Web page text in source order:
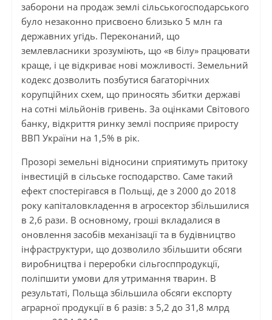
заборони на продаж землі сільськогосподарського
було незаконно присвоєно близько 5 млн га
державних угідь. Переконаний, що
землевласники зрозуміють, що «в білу» працювати
краще, і це відкриває нові можливості. Земельний
кодекс дозволить позбутися багаторічних
корупційних схем, що приносять збитки державі
на сотні мільйонів гривень. За оцінками Світового
банку, відкриття ринку землі посприяє приросту
ВВП України на 1,5% в рік.
Прозорі земельні відносини сприятимуть притоку
інвестицій в сільське господарство. Саме такий
ефект спостерігався в Польщі, де з 2000 до 2018
року капіталовкладення в агросектор збільшилися
в 2,6 рази. В основному, гроші вкладалися в
оновлення засобів механізації та в будівництво
інфраструктури, що дозволило збільшити обсяги
виробництва і переробки сільгосппродукції,
поліпшити умови для утримання тварин. В
результаті, Польща збільшила обсяги експорту
аграрної продукції в 6 разів: з 5,2 до 31,8 млрд